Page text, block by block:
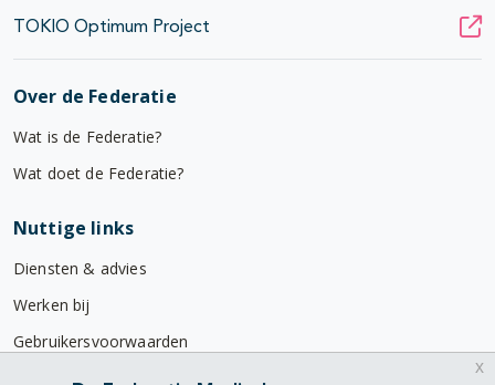
TOKIO Optimum Project
Over de Federatie
Wat is de Federatie?
Wat doet de Federatie?
Nuttige links
Diensten & advies
Werken bij
Gebruikersvoorwaarden
Privacyverklaring
x